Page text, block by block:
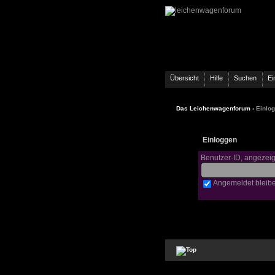
Übersicht Hilfe Suchen
Das Leichenwagenforum›
Einloggen
Benutzer-ID,
Angemeldet